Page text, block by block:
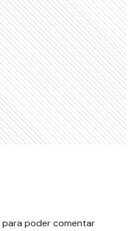
para poder comentar